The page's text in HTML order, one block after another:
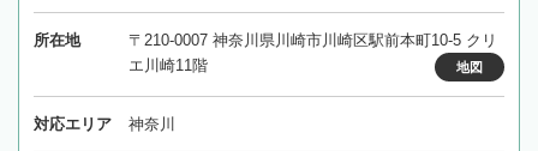
所在地
〒210-0007 神奈川県川崎市川崎区駅前本町10-5 クリ
エ川崎11階
地図
対応エリア 神奈川